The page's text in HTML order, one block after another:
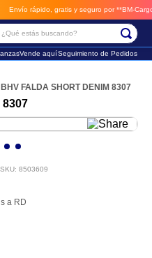
Envío rápido, gratis y seguro por **BM-Cargo**
estás buscando?
Vende aquíSeguimiento de Pedidos
BHV FALDA SHORT DENIM 8307
8307
SKU: 8503609
a RD